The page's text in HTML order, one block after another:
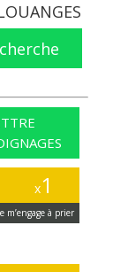
x1
m’engage à prier